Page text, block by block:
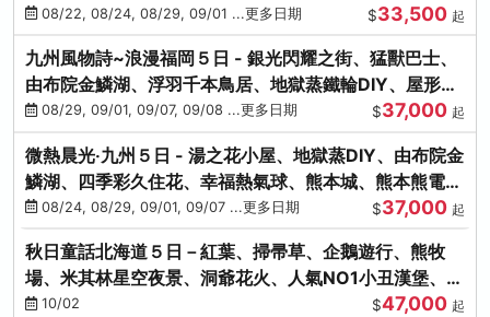
見學試飲
08/22, 08/24, 08/29, 09/01 ...更多日期 $33,500 起
九州風物詩~浪漫福岡５日 - 銀光閃耀之街、猛獸巴士、
由布院金鱗湖、浮羽千本鳥居、地獄蒸鐵輪DIY、屋形船
晚宴、鸕鶿捕魚
08/29, 09/01, 09/07, 09/08 ...更多日期 $37,000 起
微熱晨光‧九州５日 - 湯之花小屋、地獄蒸DIY、由布院金
鱗湖、四季彩久住花、幸福熱氣球、熊本城、熊本熊電
鐵、螃蟹吃到飽
08/24, 08/29, 09/01, 09/07 ...更多日期 $37,000 起
秋日童話北海道５日－紅葉、掃帚草、企鵝遊行、熊牧
場、米其林星空夜景、洞爺花火、人氣NO1小丑漢堡、螃
蟹放題(千/函)
10/02 $47,000 起